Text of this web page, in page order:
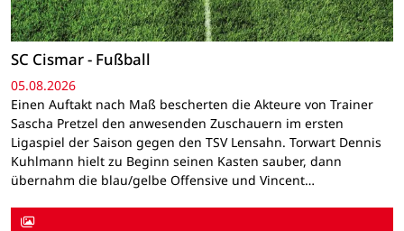
SC Cismar - Fußball
05.08.2026
Einen Auftakt nach Maß bescherten die Akteure von Trainer
Sascha Pretzel den anwesenden Zuschauern im ersten
Ligaspiel der Saison gegen den TSV Lensahn. Torwart Dennis
Kuhlmann hielt zu Beginn seinen Kasten sauber, dann
übernahm die blau/gelbe Offensive und Vincent…